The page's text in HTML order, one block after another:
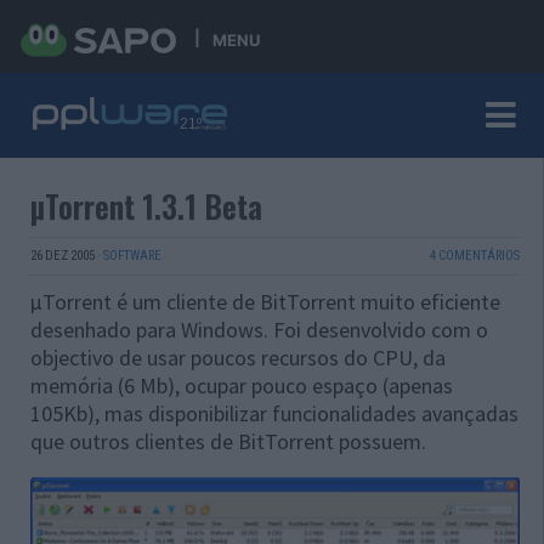
MENU
µTorrent 1.3.1 Beta
26 DEZ 2005 · SOFTWARE 4 COMENTÁRIOS
µTorrent é um cliente de BitTorrent muito eficiente
desenhado para Windows. Foi desenvolvido com o
objectivo de usar poucos recursos do CPU, da
memória (6 Mb), ocupar pouco espaço (apenas
105Kb), mas disponibilizar funcionalidades avançadas
que outros clientes de BitTorrent possuem.